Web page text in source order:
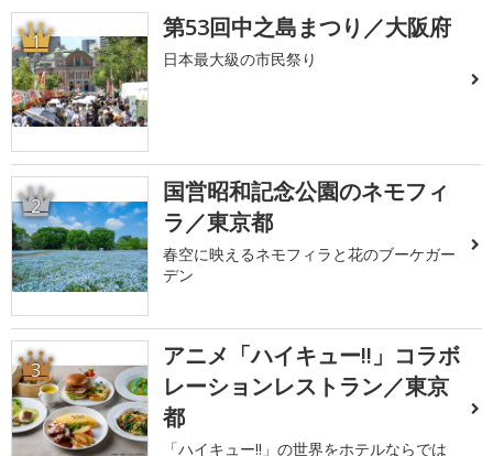
1 第53回中之島まつり／大阪府
日本最大級の市民祭り
2
国営昭和記念公園のネモフィ
ラ／東京都
春空に映えるネモフィラと花のブーケガー
デン
3
アニメ「ハイキュー!!」コラボ
レーションレストラン／東京
都
「ハイキュー!!」の世界をホテルならでは